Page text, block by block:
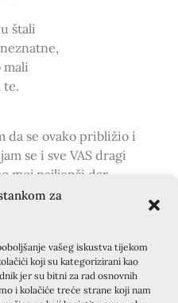
za
vašeg iskustva tijekom
koji su kategorizirani kao
jer su bitni za rad osnovnih
i kolačiće treće strane koji nam
štali
mali
te.
da se ovako približio i
se i sve VAS dragi
moj najljepši dar.
SLIJEDEĆA OBJAVA